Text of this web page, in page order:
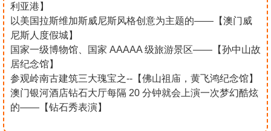
利亚港】
以美国拉斯维加斯威尼斯风格创意为主题的——【澳门威
尼斯人度假城】
国家一级博物馆、国家 AAAAA 级旅游景区——【孙中山故
居纪念馆】
参观岭南古建筑三大瑰宝之--【佛山祖庙，黄飞鸿纪念馆】
澳门银河酒店钻石大厅每隔 20 分钟就会上演一次梦幻酷炫
的——【钻石秀表演】